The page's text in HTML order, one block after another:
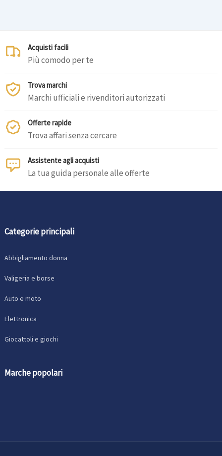
Acquisti facili
Più comodo per te
Trova marchi
Marchi ufficiali e rivenditori autorizzati
Offerte rapide
Trova affari senza cercare
Assistente agli acquisti
La tua guida personale alle offerte
Categorie principali
Abbigliamento donna
Valigeria e borse
Auto e moto
Elettronica
Giocattoli e giochi
Marche popolari